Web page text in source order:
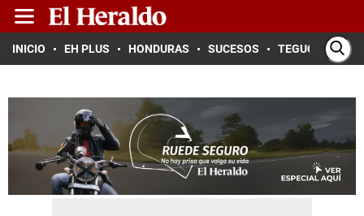
INICIO EH PLUS HONDURAS SUCESOS TEGUCIGALPA